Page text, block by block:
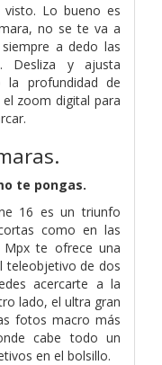
visto. Lo bueno es
no se te va a
a dedo las
Desliza y ajusta
la profundidad de
zoom digital para
te pongas.
16 es un triunfo
como en las
te ofrece una
teleobjetivo de dos
acercarte a la
lado, el ultra gran
fotos macro más
cabe todo un
en el bolsillo.